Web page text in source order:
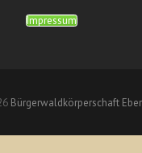
Impressum
Bürgerwaldkörperschaft